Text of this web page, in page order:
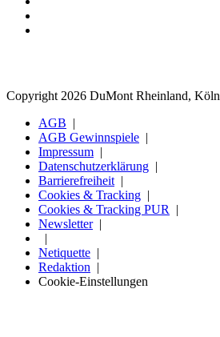
Copyright 2026 DuMont Rheinland, Köln
AGB
AGB Gewinnspiele
Impressum
Datenschutzerklärung
Barrierefreiheit
Cookies & Tracking
Cookies & Tracking PUR
Newsletter
Netiquette
Redaktion
Cookie-Einstellungen